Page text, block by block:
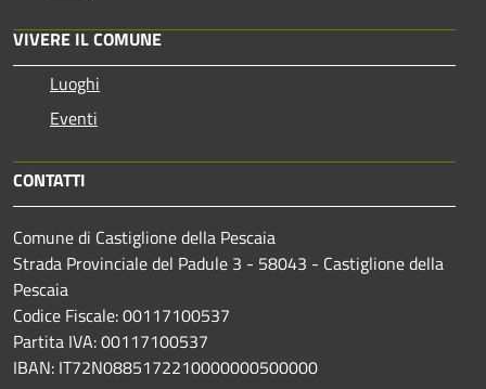
VIVERE IL COMUNE
Luoghi
Eventi
CONTATTI
Comune di Castiglione della Pescaia
Strada Provinciale del Padule 3 - 58043 - Castiglione della
Pescaia
Codice Fiscale: 00117100537
Partita IVA: 00117100537
IBAN: IT72N0885172210000000500000